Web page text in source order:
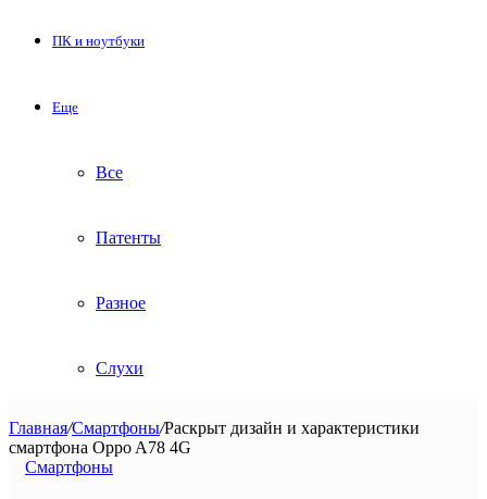
ПК и ноутбуки
Еще
Все
Патенты
Разное
Слухи
Главная/Смартфоны/Раскрыт дизайн и характеристики
смартфона Oppo A78 4G
Смартфоны